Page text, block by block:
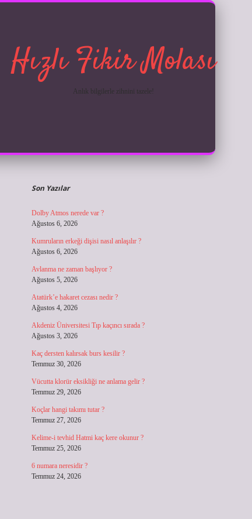
Hızlı Fikir Molası
Anlık bilgilerle zihnini tazele!
Sidebar
Son Yazılar
Dolby Atmos nerede var ?
Ağustos 6, 2026
Kumruların erkeği dişisi nasıl anlaşılır ?
Ağustos 6, 2026
Avlanma ne zaman başlıyor ?
Ağustos 5, 2026
Atatürk’e hakaret cezası nedir ?
Ağustos 4, 2026
Akdeniz Üniversitesi Tıp kaçıncı sırada ?
Ağustos 3, 2026
Kaç dersten kalırsak burs kesilir ?
Temmuz 30, 2026
Vücutta klorür eksikliği ne anlama gelir ?
Temmuz 29, 2026
Koçlar hangi takımı tutar ?
Temmuz 27, 2026
Kelime-i tevhid Hatmi kaç kere okunur ?
Temmuz 25, 2026
6 numara neresidir ?
Temmuz 24, 2026